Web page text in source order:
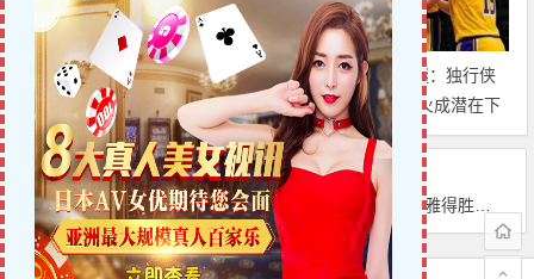
迈博体育 巴萨中场竞争白热
化：卡萨多彻底沦为边缘人，沙
特高薪邀约引发去留两难
克莱·汤普森去向成谜：独行侠
有意交易，湖人&热火成潜在下
家，大发体育助力你的致富之
路！
上一篇
【EV扑克】Phil Ivey征战WSOP：这位WPT全球大使的最高奖金都有多少？
下一篇
沙特联赛收官：利雅得胜利时隔7年夺冠，C罗热泪盈眶斩获生涯第37冠，大发体育助力你的致富之路！
文章导航